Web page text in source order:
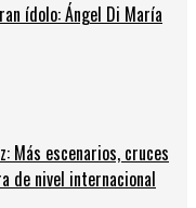
ídolo: Ángel Di María
Más escenarios, cruces
de nivel internacional